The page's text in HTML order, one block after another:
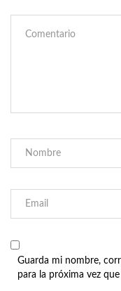
Guarda mi nombre,
para la próxima vez